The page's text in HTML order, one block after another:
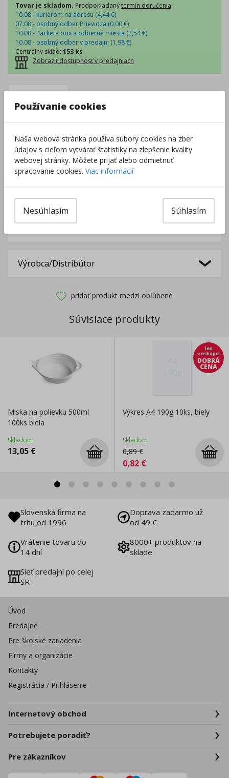
Tovar je skladom. Predpokladanýtermín doručenia:
10.08 - kuriérom na adresu (4,44€)
07.08 - osobný odber Prievidza (0,00€)
10.08 - Packeta box a odberné miesta (2,54€)
10.08 - osobný odber v predajni (1,98€)
Centrálny sklad: 153 ks
Zobraziť dostupnosť v predajniach
Pri nákupe zaďalších 49.00€
získatedopravu zadarmo.
Rozdávame
na podporu vzdelávania.
Výrobca/Distribútor
pridať produkt medzi obľúbené
Súvisiace produkty
Miska na polievku 500ml
100ks biela
Skladom
13,05 €
len
v eshope:
DOBRÁ
CENA
Výkres A4 190g 10ks, biely
Skladom
0,89€
0,82 €
Slovenská firma na
trhu od 1996
Doprava zadarmo už
od 49 €
Vrátenie tovaru do
14 dní
8000+ produktov na
sklade
Sieť predajní po celej
SR
Úvod
Predajne
Pre školské zariadenia
Firmy a organizácie
Kontakty
Registrácia / Prihlásenie
Internetový obchod
Potrebujete poradiť?
Pre zákazníkov
Používanie cookies
Naša webová stránka používa súbory cookies na zber
údajov s cieľom vytvárať štatistiky na zlepšenie kvality
webovej stránky. Môžete prijať alebo odmietnuť
spracovanie cookies. Viac informácií
Súhlasím
Nesúhlasím